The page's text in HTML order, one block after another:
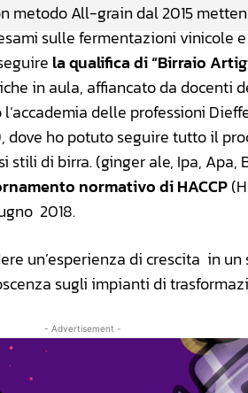
metodo All-grain dal 2015
sulle fermentazioni vinicole
la qualifica di “Birraio
in aula, affiancato da docenti
delle professioni
dove ho potuto seguire tutto il
di birra. (ginger ale, Ipa, Apa,
normativo di HACCP
2018.
un’esperienza di crescita in
sugli impianti di
- Advertisement -